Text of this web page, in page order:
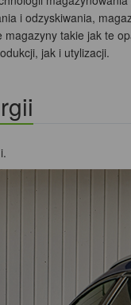
i odzyskiwania,
takie jak te
jak i utylizacji.